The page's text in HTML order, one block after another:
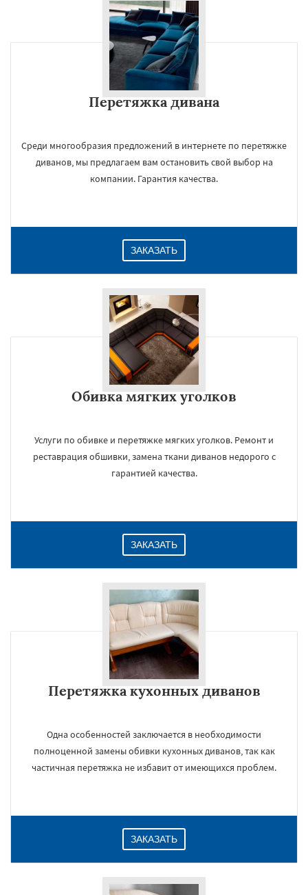
Перетяжка дивана
Среди многообразия предложений в интернете по перетяжке
диванов, мы предлагаем вам остановить свой выбор на
компании. Гарантия качества.
ЗАКАЗАТЬ
Обивка мягких уголков
Услуги по обивке и перетяжке мягких уголков. Ремонт и
реставрация обшивки, замена ткани диванов недорого с
гарантией качества.
ЗАКАЗАТЬ
Перетяжка кухонных диванов
Одна особенностей заключается в необходимости
полноценной замены обивки кухонных диванов, так как
частичная перетяжка не избавит от имеющихся проблем.
ЗАКАЗАТЬ